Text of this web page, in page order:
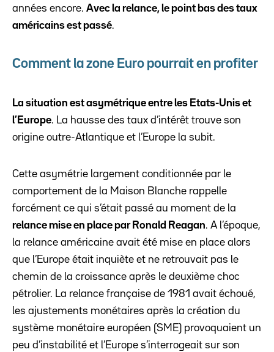
années encore. Avec la relance, le point bas des taux
américains est passé.
Comment la zone Euro pourrait en profiter
La situation est asymétrique entre les Etats-Unis et
l’Europe. La hausse des taux d’intérêt trouve son
origine outre-Atlantique et l’Europe la subit.
Cette asymétrie largement conditionnée par le
comportement de la Maison Blanche rappelle
forcément ce qui s’était passé au moment de la
relance mise en place par Ronald Reagan. A l’époque,
la relance américaine avait été mise en place alors
que l’Europe était inquiète et ne retrouvait pas le
chemin de la croissance après le deuxième choc
pétrolier. La relance française de 1981 avait échoué,
les ajustements monétaires après la création du
système monétaire européen (SME) provoquaient un
peu d’instabilité et l’Europe s’interrogeait sur son